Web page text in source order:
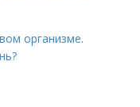
организме.